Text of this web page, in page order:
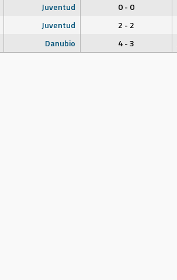
Juventud 0 - 0
Juventud 2 - 2
Danubio 4 - 3